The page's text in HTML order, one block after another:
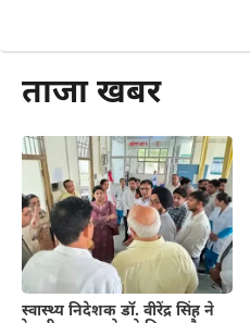
ताजा खबर
स्वास्थ्य निदेशक डॉ. वीरेंद्र सिंह ने